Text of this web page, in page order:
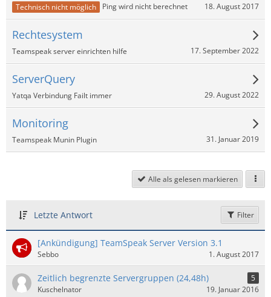
Technisch nicht möglich Ping wird nicht berechnet 18. August 2017
Rechtesystem
Teamspeak server einrichten hilfe 17. September 2022
ServerQuery
Yatqa Verbindung Failt immer 29. August 2022
Monitoring
Teamspeak Munin Plugin 31. Januar 2019
Alle als gelesen markieren
Letzte Antwort Filter
[Ankündigung] TeamSpeak Server Version 3.1
Sebbo 1. August 2017
Zeitlich begrenzte Servergruppen (24,48h)
5
Kuschelnator
19. Januar 2016